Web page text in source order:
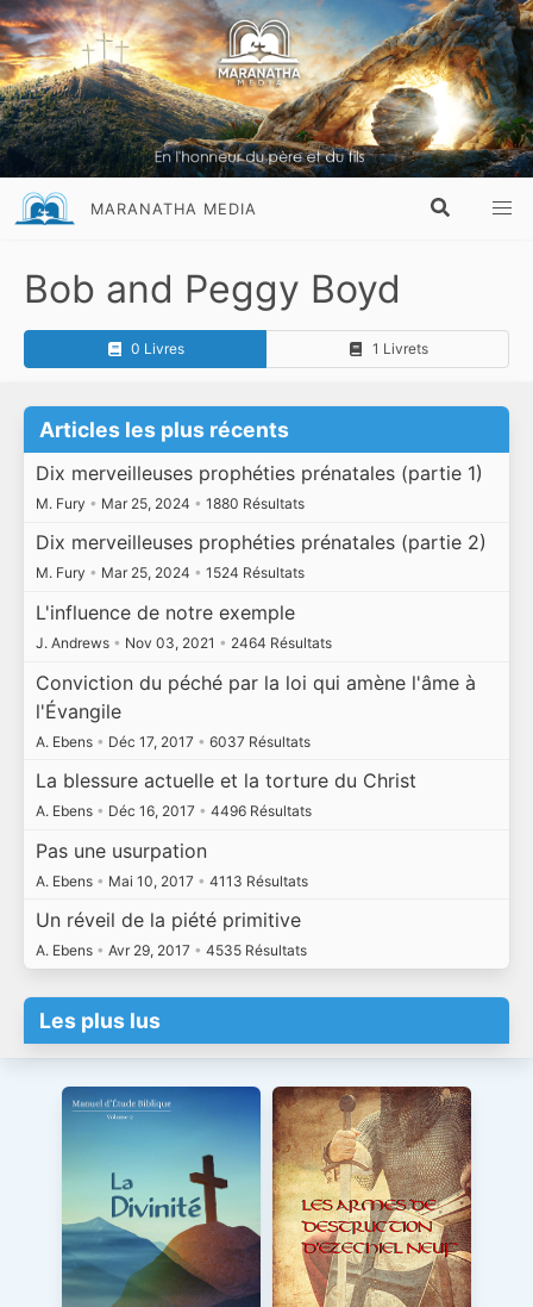
MARANATHA MEDIA
Bob and Peggy Boyd
0 Livres 1 Livrets
Articles les plus récents
Dix merveilleuses prophéties prénatales (partie 1)
M. Fury • Mar 25, 2024 • 1880 Résultats
Dix merveilleuses prophéties prénatales (partie 2)
M. Fury • Mar 25, 2024 • 1524 Résultats
L'influence de notre exemple
J. Andrews • Nov 03, 2021 • 2464 Résultats
Conviction du péché par la loi qui amène l'âme à
l'Évangile
A. Ebens • Déc 17, 2017 • 6037 Résultats
La blessure actuelle et la torture du Christ
A. Ebens • Déc 16, 2017 • 4496 Résultats
Pas une usurpation
A. Ebens • Mai 10, 2017 • 4113 Résultats
Un réveil de la piété primitive
A. Ebens • Avr 29, 2017 • 4535 Résultats
Les plus lus